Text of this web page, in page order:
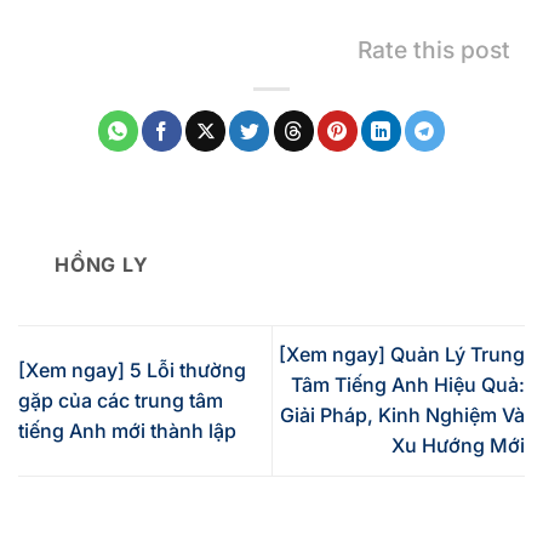
Rate this post
HỒNG LY
[Xem ngay] 5 Lỗi thường
gặp của các trung tâm
tiếng Anh mới thành lập
[Xem ngay] Quản Lý Trung
Tâm Tiếng Anh Hiệu Quả:
Giải Pháp, Kinh Nghiệm Và
Xu Hướng Mới